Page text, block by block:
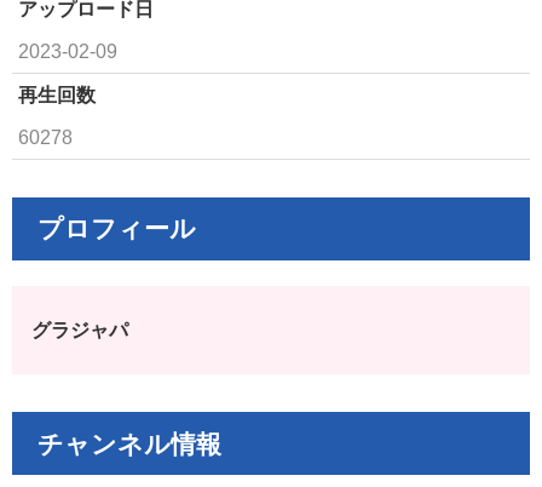
アップロード日
2023-02-09
再生回数
60278
プロフィール
グラジャパ
チャンネル情報